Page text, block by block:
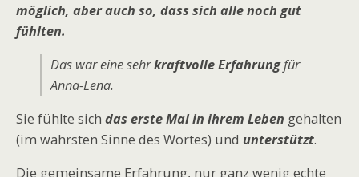
möglich, aber auch so, dass sich alle noch gut
fühlten.
Das war eine sehrkraftvolle Erfahrungfür
Anna-Lena.
Sie fühlte sich das erste Mal in ihrem Leben gehalten
(im wahrsten Sinne des Wortes) und unterstützt.
Die gemeinsame Erfahrung, nur ganz wenig echte